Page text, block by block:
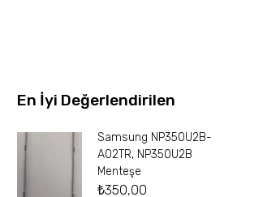
En İyi Değerlendirilen
Samsung NP350U2B-
A02TR, NP350U2B
Menteşe
₺350,00